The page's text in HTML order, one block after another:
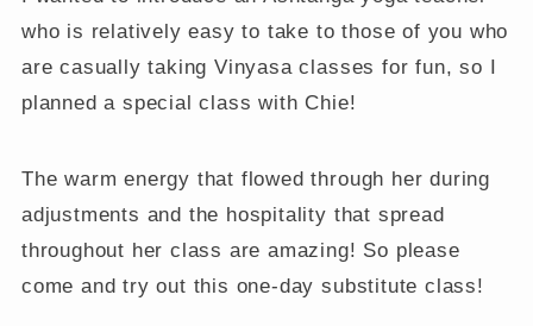
who is relatively easy to take to those of you who
are casually taking Vinyasa classes for fun, so I
planned a special class with Chie!
The warm energy that flowed through her during
adjustments and the hospitality that spread
throughout her class are amazing! So please
come and try out this one-day substitute class!